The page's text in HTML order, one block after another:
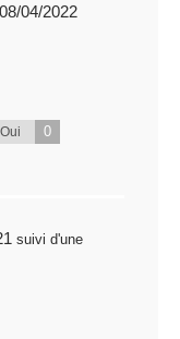
publié 08/04/2022
Oui 0
suivi d'une